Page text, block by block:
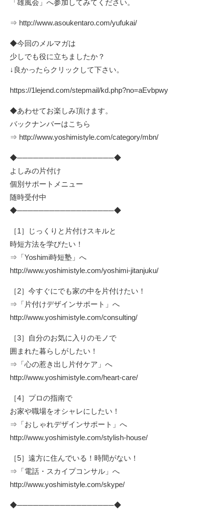
「雄風会」へ参加してみてください。
⇒ http://www.asoukentaro.com/yufukai/
◆今回のメルマガは
少しでも役に立ちましたか？
↓良かったらクリックして下さい。
https://1lejend.com/stepmail/kd.php?no=aEvbpwy
◆あわせてお楽しみ頂けます。
バックナンバーはこちら
⇒ http://www.yoshimistyle.com/category/mbn/
◆──────────────────◆
よしみの片付け
個別サポートメニュー
随時受付中
◆──────────────────◆
［1］じっくりと片付けスキルと
時短方法を学びたい！
⇒「Yoshimi時短塾」へ
http://www.yoshimistyle.com/yoshimi-jitanjuku/
［2］今すぐにでも家の中を片付けたい！
⇒「片付けデザインサポート」へ
http://www.yoshimistyle.com/consulting/
［3］自分のお気に入りのモノで
囲まれた暮らしがしたい！
⇒「心の惹き出し片付ケア」へ
http://www.yoshimistyle.com/heart-care/
［4］プロの指南で
お家や職場をオシャレにしたい！
⇒「おしゃれデザインサポート」へ
http://www.yoshimistyle.com/stylish-house/
［5］遠方に住んでいる！時間がない！
⇒「電話・スカイプコンサル」へ
http://www.yoshimistyle.com/skype/
◆──────────────────◆